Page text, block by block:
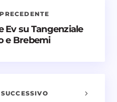
aggiunti nuovi
Ev su Tangenziale
e Brebemi